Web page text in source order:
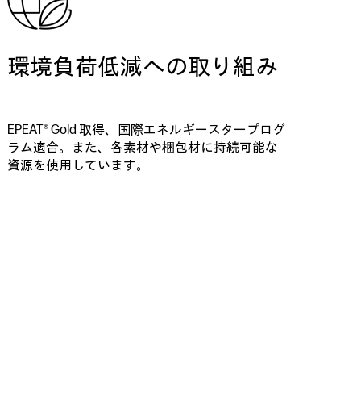
環境負荷低減への取り組み
EPEAT® Gold 取得、国際エネルギースタープログ
ラム適合。また、各素材や梱包材に持続可能な
資源を使用しています。